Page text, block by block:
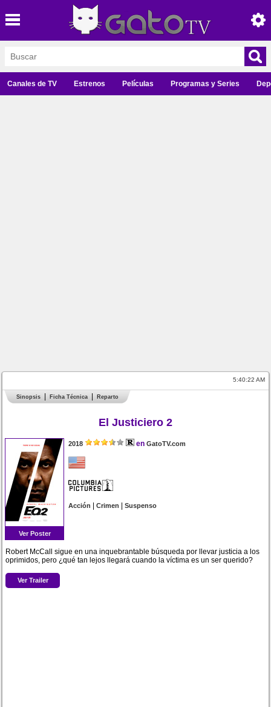
Canales de TV Estrenos Películas Programas y Series
5:40:22 AM
Sinopsis Ficha Técnica Reparto
El Justiciero 2
Ver Poster
2018 en GatoTV.com
Acción |Crimen |Suspenso
Robert McCall sigue en una inquebrantable búsqueda por llevar justicia a los
oprimidos, pero ¿qué tan lejos llegará cuando la víctima es un ser querido?
Ver Trailer